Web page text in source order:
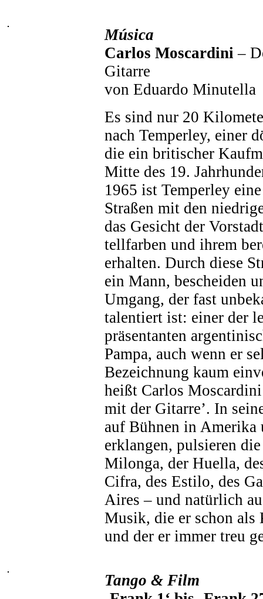
Música
Carlos Moscardini –
Gitarre
von Eduardo Minutella
Es sind nur 20
nach Temperley, einer
die ein britischer
Mitte des 19.
1965 ist Temperley
Straßen mit den
das Gesicht der
tellfarben und ihrem
erhalten. Durch diese
ein Mann, bescheiden
Umgang, der fast
talentiert ist: einer der
präsentanten
Pampa, auch wenn er
Bezeichnung kaum
heißt Carlos
mit der Gitarre’. In
auf Bühnen in Amerika
erklangen, pulsieren
Milonga, der Huella,
Cifra, des Estilo, des
Aires – und natürlich
Musik, die er schon als
und der er immer treu
Tango & Film